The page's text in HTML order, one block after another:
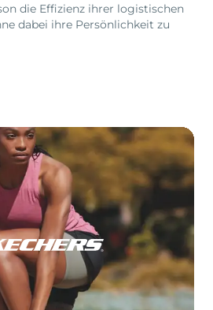
die Effizienz ihrer logistischen
dabei ihre Persönlichkeit zu